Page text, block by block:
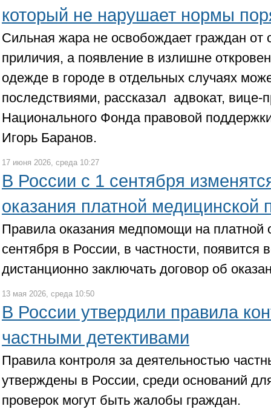
который не нарушает нормы
Сильная жара не освобождает граждан от
приличия, а появление в излишне
одежде в городе в отдельных случаях
последствиями, рассказал адвокат, вице-
Национального Фонда правовой
Игорь Баранов.
17 июня 2026, среда 10:27
В России с 1 сентября
оказания платной медицинской
Правила оказания медпомощи на платной
сентября в России, в частности, появится
дистанционно заключать договор об
13 мая 2026, среда 10:50
В России утвердили правила
частными детективами
Правила контроля за деятельностью
утверждены в России, среди оснований
проверок могут быть жалобы граждан.